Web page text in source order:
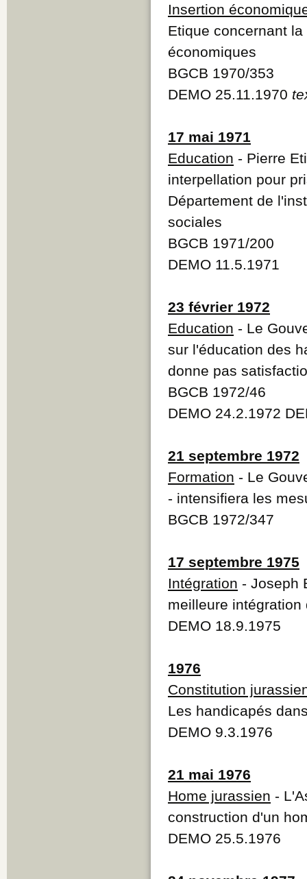
Insertion
Etique concernant
économiques
BGCB 1970/353
DEMO 25.11.1970
17 mai 1971
Education - Pierre
interpellation pour
Département de
sociales
BGCB 1971/200
DEMO 11.5.1971
23 février 1972
Education - Le
sur l'éducation des
donne pas
BGCB 1972/46
DEMO 24.2.1972
21 septembre 1972
Formation - Le
- intensifiera les
BGCB 1972/347
17 septembre 1975
Intégration - Joseph
meilleure
DEMO 18.9.1975
1976
Constitution
Les handicapés
DEMO 9.3.1976
21 mai 1976
Home jurassien -
construction d'un
DEMO 25.5.1976